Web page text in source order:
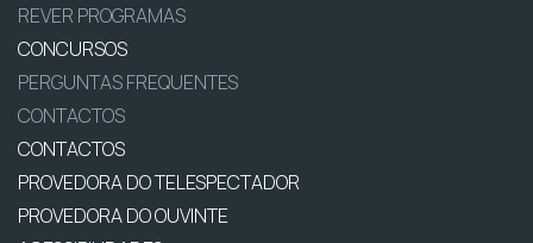
REVER PROGRAMAS
CONCURSOS
PERGUNTAS FREQUENTES
CONTACTOS
CONTACTOS
PROVEDORA DO TELESPECTADOR
PROVEDORA DO OUVINTE